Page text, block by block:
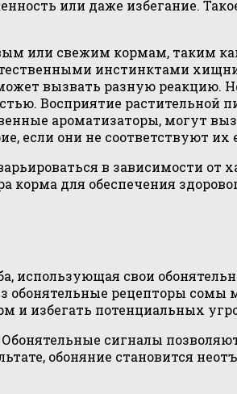
или даже избегание.
или свежим кормам, таким
инстинктами
вызвать разную реакцию.
Восприятие растительной
ароматизаторы, могут
если они не соответствуют
в зависимости от
корма для обеспечения
свои
рецепторы
и избегать потенциальных
сигналы
обоняние становится